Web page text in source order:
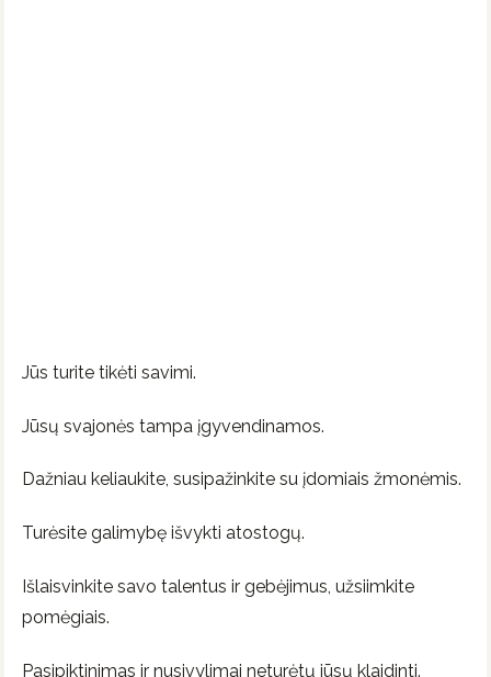
Jūs turite tikėti savimi.
Jūsų svajonės tampa įgyvendinamos.
Dažniau keliaukite, susipažinkite su įdomiais žmonėmis.
Turėsite galimybę išvykti atostogų.
Išlaisvinkite savo talentus ir gebėjimus, užsiimkite
pomėgiais.
Pasipiktinimas ir nusivylimai neturėtų jūsų klaidinti.